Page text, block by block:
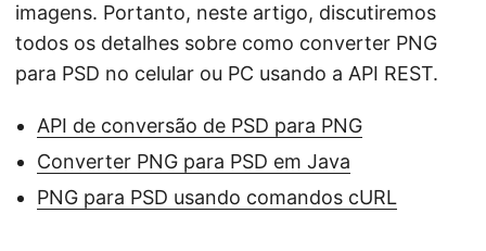
imagens. Portanto, neste artigo, discutiremos
todos os detalhes sobre como converter PNG
para PSD no celular ou PC usando a API REST.
API de conversão de PSD para PNG
Converter PNG para PSD em Java
PNG para PSD usando comandos cURL